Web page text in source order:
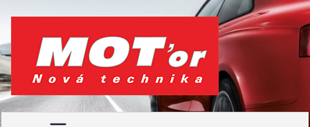
obsah
MOT'
or
Váš
motoristický
časopis